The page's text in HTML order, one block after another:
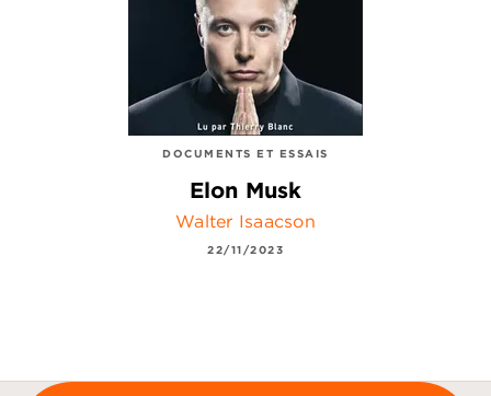
DOCUMENTS ET ESSAIS
Elon Musk
Walter Isaacson
22/11/2023